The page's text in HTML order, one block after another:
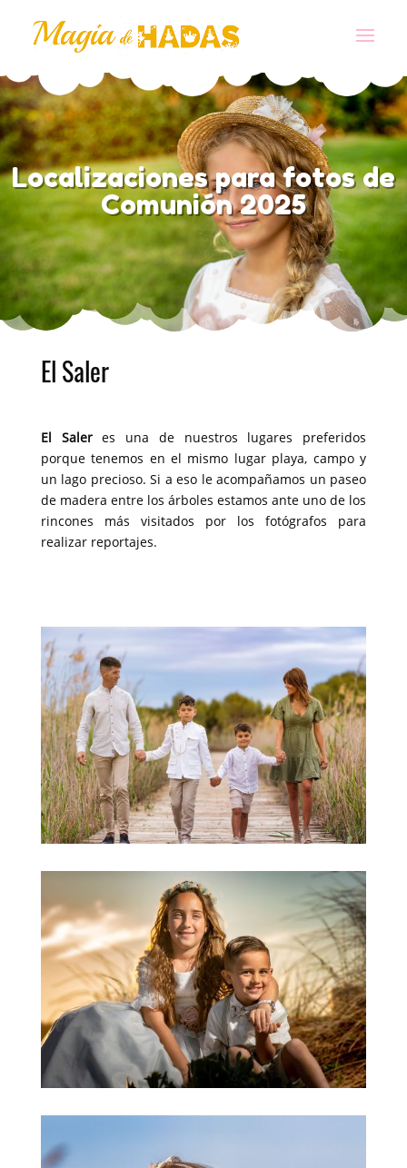
Localizaciones para fotos de
Comunión 2025
El Saler
El Saleres una de nuestros lugares preferidos
porque tenemos en el mismo lugar playa, campo y
un lago precioso. Si a eso le acompañamos un paseo
de madera entre los árboles estamos ante uno de los
rincones más visitados por los fotógrafos para
realizar reportajes.